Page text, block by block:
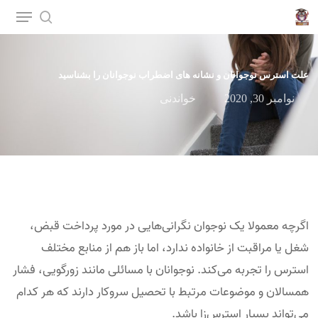
علت استرس نوجوانان و نشانه های اضطراب نوجوانان را بشناسید
نوامبر 30, 2020 خواندنی
اگرچه معمولا یک نوجوان نگرانی‌هایی در مورد پرداخت قبض،
شغل یا مراقبت از خانواده ندارد، اما باز هم از منابع مختلف
استرس را تجربه می‌کند. نوجوانان با مسائلی مانند زورگویی، فشار
همسالان و موضوعات مرتبط با تحصیل سروکار دارند که هر کدام
می‌تواند بسیار استرس‌زا باشد.